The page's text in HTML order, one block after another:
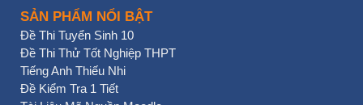
SẢN PHẨM NỔI BẬT
Đề Thi Tuyển Sinh 10
Đề Thi Thử Tốt Nghiệp THPT
Tiếng Anh Thiếu Nhi
Đề Kiểm Tra 1 Tiết